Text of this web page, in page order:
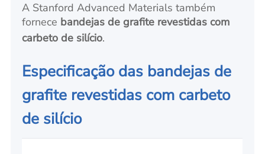
A Stanford Advanced Materials também
fornece bandejas de grafite revestidas com
carbeto de silício.
Especificação das bandejas de
grafite revestidas com carbeto
de silício